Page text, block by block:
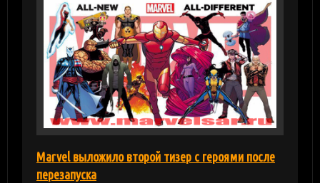
Marvel выложило второй тизер с героями после
перезапуска